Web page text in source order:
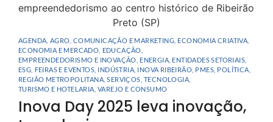
AGENDA AGRO COMUNICAÇÃO E MARKETING ECONOMIA CRIATIVA
ECONOMIA E MERCADO EDUCAÇÃO
EMPREENDEDORISMO E INOVAÇÃO ENERGIA ENTIDADES SETORIAIS
ESG FEIRAS E EVENTOS INDÚSTRIA INOVA RIBEIRÃO PMES POLÍTICA
REGIÃO METROPOLITANA SERVIÇOS TECNOLOGIA
TURISMO E HOTELARIA VAREJO E CONSUMO
Inova Day 2025 leva inovação,